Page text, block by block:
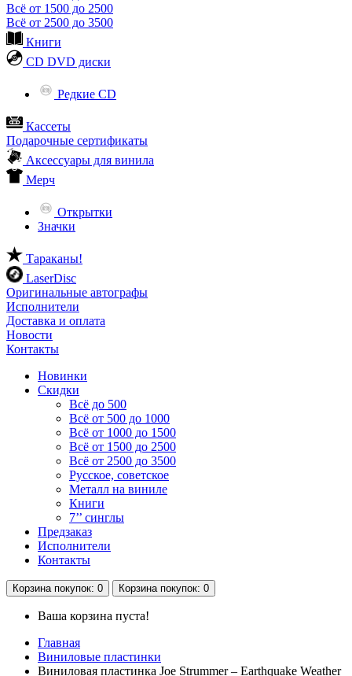
Всё от 1500 до 2500
Всё от 2500 до 3500
Книги
CD DVD диски
Редкие CD
Кассеты
Подарочные сертификаты
Аксессуары для винила
Мерч
Открытки
Значки
Тараканы!
LaserDisc
Оригинальные автографы
Исполнители
Доставка и оплата
Новости
Контакты
Новинки
Скидки
Всё до 500
Всё от 500 до 1000
Всё от 1000 до 1500
Всё от 1500 до 2500
Всё от 2500 до 3500
Русское, советское
Металл на виниле
Книги
7’’ синглы
Предзаказ
Исполнители
Контакты
Корзина покупок: 0 Корзина покупок: 0
Ваша корзина пуста!
Главная
Виниловые пластинки
Виниловая пластинка Joe Strummer – Earthquake Weather